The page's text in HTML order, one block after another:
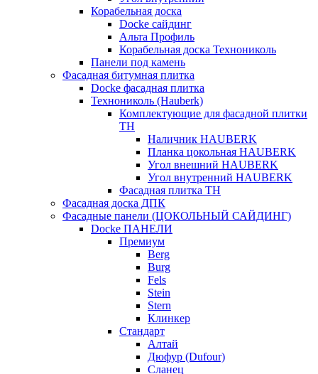
Корабельная доска
Docke сайдинг
Альта Профиль
Корабельная доска Технониколь
Панели под камень
Фасадная битумная плитка
Docke фасадная плитка
Технониколь (Hauberk)
Комплектующие для фасадной плитки
ТН
Наличник HAUBERK
Планка цокольная HAUBERK
Угол внешний HAUBERK
Угол внутренний HAUBERK
Фасадная плитка ТН
Фасадная доска ДПК
Фасадные панели (ЦОКОЛЬНЫЙ САЙДИНГ)
Docke ПАНЕЛИ
Премиум
Berg
Burg
Fels
Stein
Stern
Клинкер
Стандарт
Алтай
Дюфур (Dufour)
Сланец